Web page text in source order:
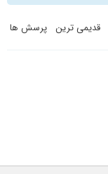
قدیمی ترین پرسش ها